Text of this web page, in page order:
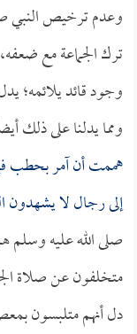
وعدم ترخيص النبي
ترك الجماعة مع
وجود قائد يلائمه؛
ومما يدلنا على ذلك
هممت أن آمر بحطب
إلى رجال لا يشهدون
صلى الله عليه وسلم
متخلفون عن صلاة
دل أنهم متلبسون